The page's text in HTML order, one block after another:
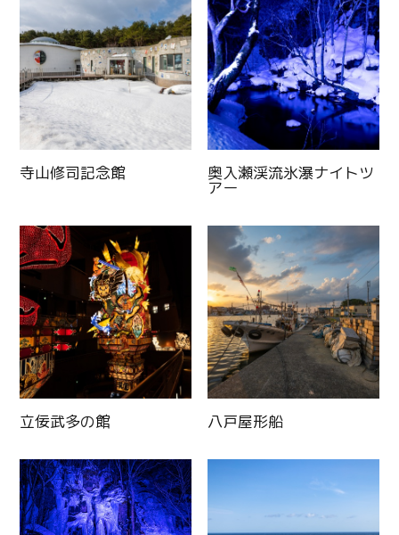
寺山修司記念館 奥入瀬渓流氷瀑ナイトツ
アー
立佞武多の館 八戸屋形船